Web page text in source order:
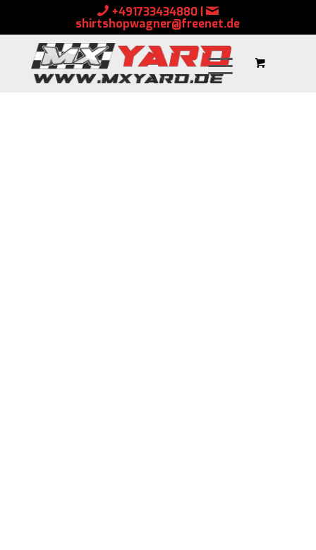
+491733434880|
shirtshopwagner@freenet.de